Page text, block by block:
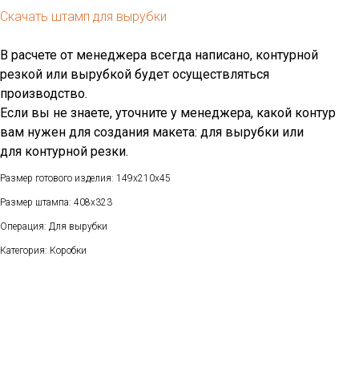
Скачать штамп для вырубки
В расчете от менеджера всегда написано, контурной
резкой или вырубкой будет осуществляться
производство.
Если вы не знаете, уточните у менеджера, какой контур
вам нужен для создания макета: для вырубки или
для контурной резки.
Размер готового изделия: 149x210x45
Размер штампа: 408x323
Операция: Для вырубки
Категория: Коробки